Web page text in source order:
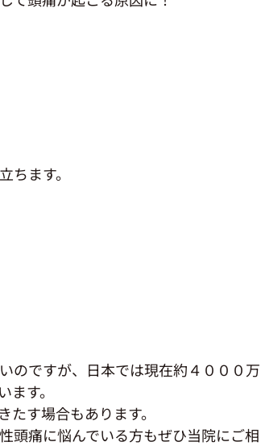
ちます。
のですが、日本では現在約４０００万
す。
す場合もあります。
頭痛に悩んでいる方もぜひ当院にご相